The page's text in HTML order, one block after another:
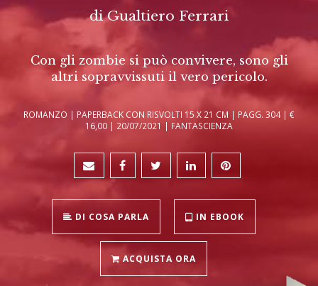
diGualtiero Ferrari
Con gli zombie si può convivere, sono gli
altri sopravvissuti il vero pericolo.
ROMANZO | PAPERBACK CON RISVOLTI 15 X 21 CM | PAGG. 304 | €
16,00 | 20/07/2021 | FANTASCIENZA
DI COSA PARLA IN EBOOK
ACQUISTA ORA